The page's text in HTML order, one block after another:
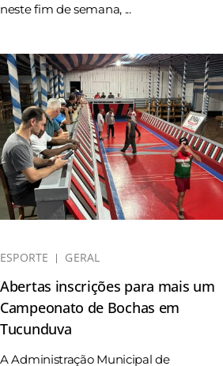
neste fim de semana, ...
ESPORTE GERAL
Abertas inscrições para mais um
Campeonato de Bochas em
Tucunduva
A Administração Municipal de